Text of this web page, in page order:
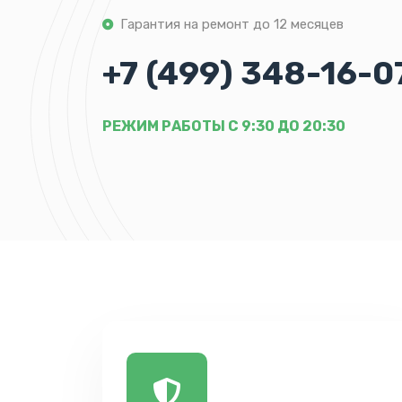
Гарантия на ремонт до 12 месяцев
+7 (499) 348-16-
РЕЖИМ РАБОТЫ С 9:30 ДО 20:30